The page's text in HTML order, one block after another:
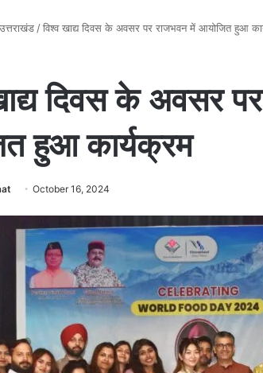
उत्तराखंड /विश्व खाद्य दिवस के अवसर पर राजभवन में आयोजित हुआ
दिवस के अवसर
हुआ कार्यक्रम
October 16, 2024